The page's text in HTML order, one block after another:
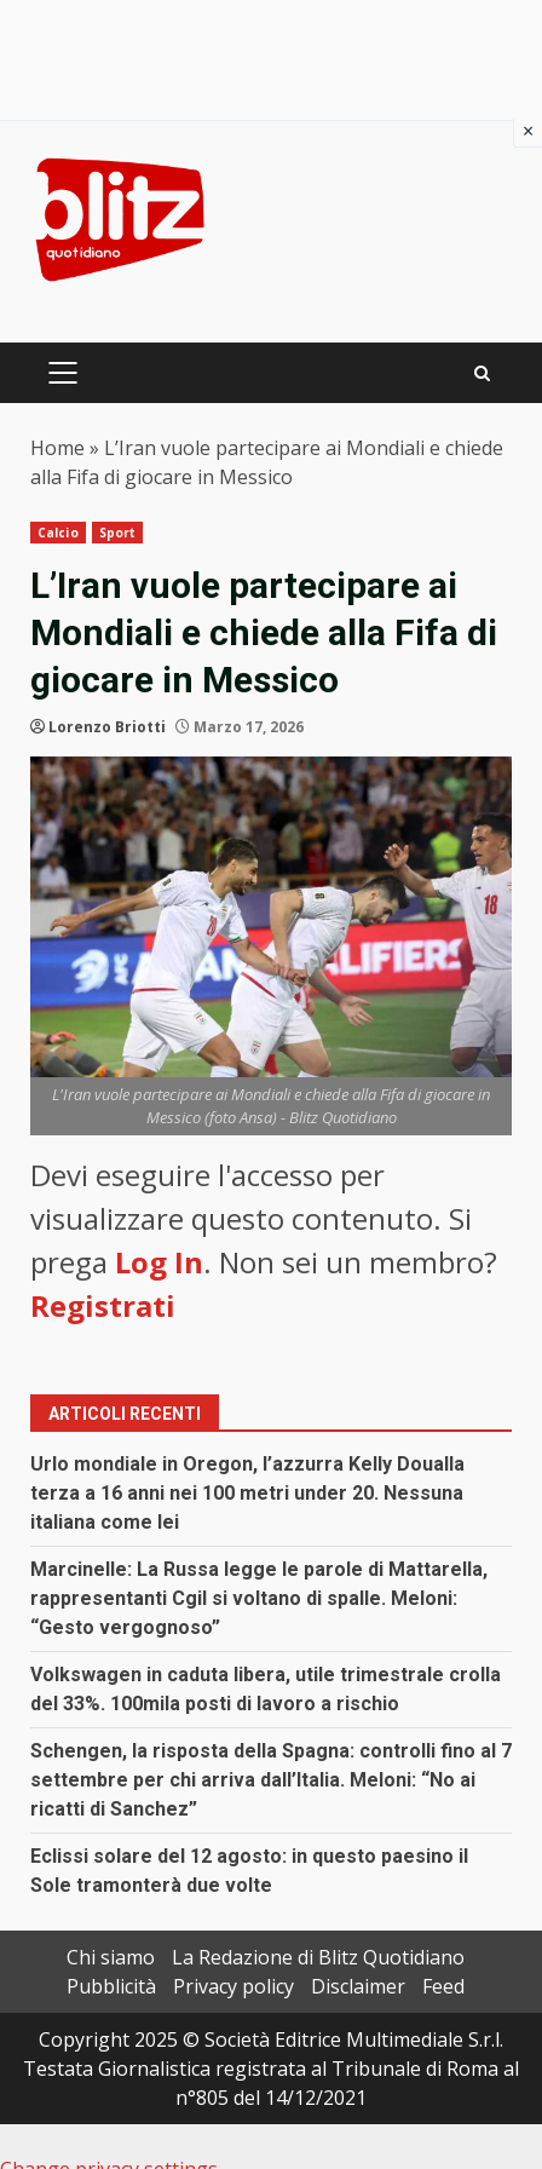
content
PRIMARY
Home » L’Iran vuole partecipare ai Mondiali e chiede
alla Fifa di giocare in Messico
Calcio Sport
L’Iran vuole partecipare ai
Mondiali e chiede alla Fifa di
giocare in Messico
Lorenzo Briotti Marzo 17, 2026
L'Iran vuole partecipare ai Mondiali e chiede alla Fifa di giocare in
Messico (foto Ansa) - Blitz Quotidiano
Devi eseguire l'accesso per
visualizzare questo contenuto. Si
prega Log In. Non sei un membro?
Registrati
ARTICOLI RECENTI
Urlo mondiale in Oregon, l’azzurra Kelly Doualla
terza a 16 anni nei 100 metri under 20. Nessuna
italiana come lei
Marcinelle: La Russa legge le parole di Mattarella,
rappresentanti Cgil si voltano di spalle. Meloni:
“Gesto vergognoso”
Volkswagen in caduta libera, utile trimestrale crolla
del 33%. 100mila posti di lavoro a rischio
Schengen, la risposta della Spagna: controlli fino al 7
settembre per chi arriva dall’Italia. Meloni: “No ai
ricatti di Sanchez”
Eclissi solare del 12 agosto: in questo paesino il
Sole tramonterà due volte
Chi siamo
La Redazione di Blitz Quotidiano
Pubblicità
Privacy policy Disclaimer
Feed
Copyright 2025 © Società Editrice Multimediale S.r.l.
Testata Giornalistica registrata al Tribunale di Roma al
n°805 del 14/12/2021
×